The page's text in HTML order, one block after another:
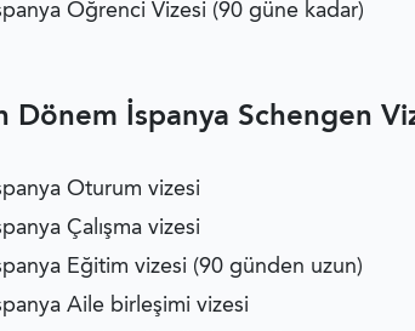
Öğrenci Vizesi (90 güne kadar)
Dönem İspanya Schengen
Oturum vizesi
Çalışma vizesi
Eğitim vizesi (90 günden uzun)
Aile birleşimi vizesi